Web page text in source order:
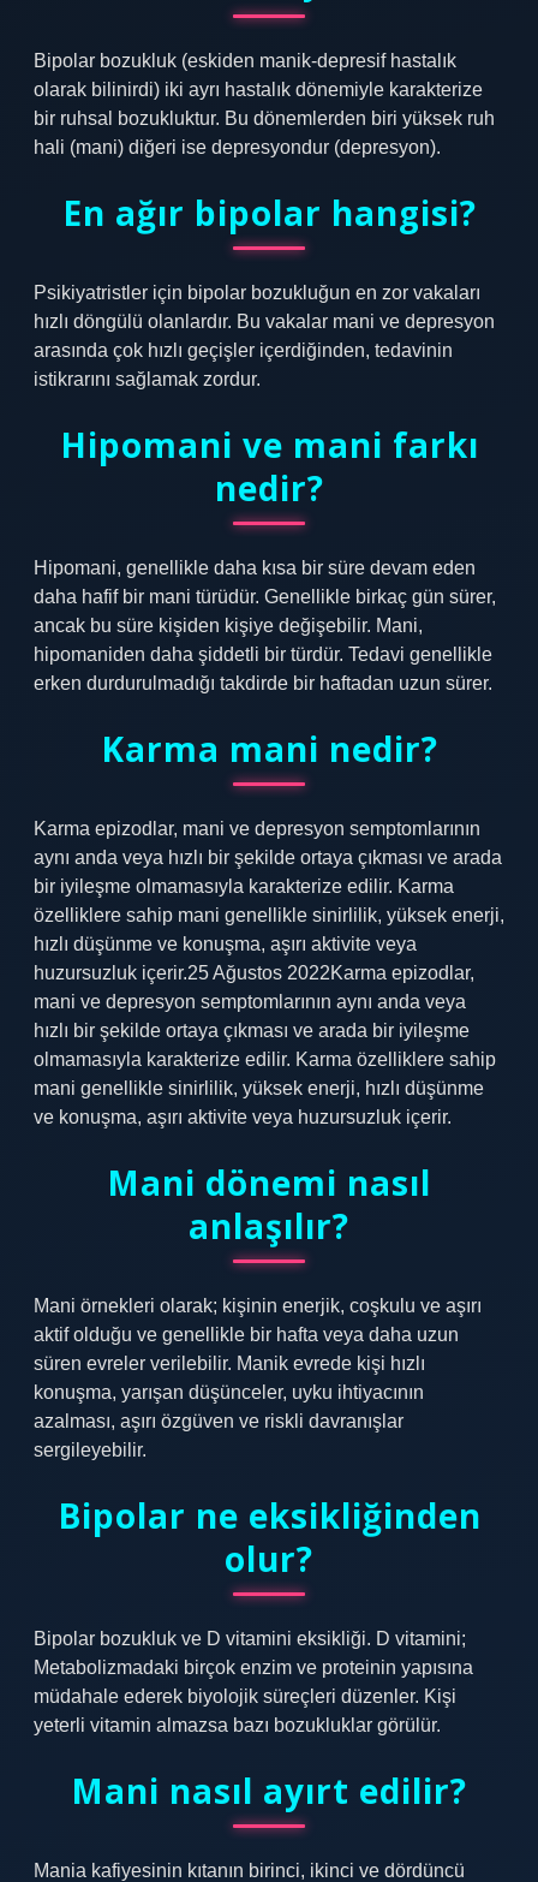
Bipolar bozukluk (eskiden manik-depresif hastalık
olarak bilinirdi) iki ayrı hastalık dönemiyle karakterize
bir ruhsal bozukluktur. Bu dönemlerden biri yüksek ruh
hali (mani) diğeri ise depresyondur (depresyon).
En ağır bipolar hangisi?
Psikiyatristler için bipolar bozukluğun en zor vakaları
hızlı döngülü olanlardır. Bu vakalar mani ve depresyon
arasında çok hızlı geçişler içerdiğinden, tedavinin
istikrarını sağlamak zordur.
Hipomani ve mani farkı
nedir?
Hipomani, genellikle daha kısa bir süre devam eden
daha hafif bir mani türüdür. Genellikle birkaç gün sürer,
ancak bu süre kişiden kişiye değişebilir. Mani,
hipomaniden daha şiddetli bir türdür. Tedavi genellikle
erken durdurulmadığı takdirde bir haftadan uzun sürer.
Karma mani nedir?
Karma epizodlar, mani ve depresyon semptomlarının
aynı anda veya hızlı bir şekilde ortaya çıkması ve arada
bir iyileşme olmamasıyla karakterize edilir. Karma
özelliklere sahip mani genellikle sinirlilik, yüksek enerji,
hızlı düşünme ve konuşma, aşırı aktivite veya
huzursuzluk içerir.25 Ağustos 2022Karma epizodlar,
mani ve depresyon semptomlarının aynı anda veya
hızlı bir şekilde ortaya çıkması ve arada bir iyileşme
olmamasıyla karakterize edilir. Karma özelliklere sahip
mani genellikle sinirlilik, yüksek enerji, hızlı düşünme
ve konuşma, aşırı aktivite veya huzursuzluk içerir.
Mani dönemi nasıl
anlaşılır?
Mani örnekleri olarak; kişinin enerjik, coşkulu ve aşırı
aktif olduğu ve genellikle bir hafta veya daha uzun
süren evreler verilebilir. Manik evrede kişi hızlı
konuşma, yarışan düşünceler, uyku ihtiyacının
azalması, aşırı özgüven ve riskli davranışlar
sergileyebilir.
Bipolar ne eksikliğinden
olur?
Bipolar bozukluk ve D vitamini eksikliği. D vitamini;
Metabolizmadaki birçok enzim ve proteinin yapısına
müdahale ederek biyolojik süreçleri düzenler. Kişi
yeterli vitamin almazsa bazı bozukluklar görülür.
Mani nasıl ayırt edilir?
Mania kafiyesinin kıtanın birinci, ikinci ve dördüncü